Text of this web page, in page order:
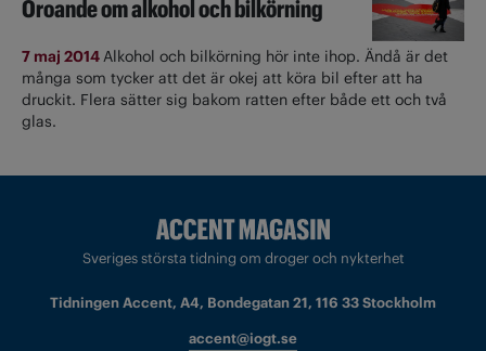
Oroande om alkohol och bilkörning
7 maj 2014Alkohol och bilkörning hör inte ihop. Ändå är det
många som tycker att det är okej att köra bil efter att ha
druckit. Flera sätter sig bakom ratten efter både ett och två
glas.
Sveriges största tidning om droger och nykterhet
Tidningen Accent, A4, Bondegatan 21, 116 33 Stockholm
accent@iogt.se